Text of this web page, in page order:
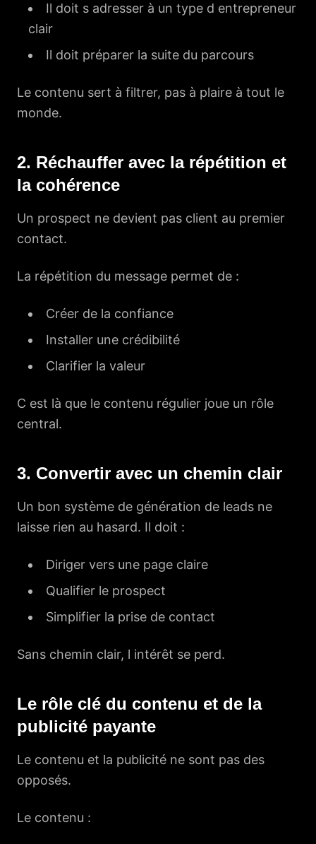
Il doit s adresser à un type d entrepreneur
clair
Il doit préparer la suite du parcours
Le contenu sert à filtrer, pas à plaire à tout le
monde.
2. Réchauffer avec la répétition et
la cohérence
Un prospect ne devient pas client au premier
contact.
La répétition du message permet de :
Créer de la confiance
Installer une crédibilité
Clarifier la valeur
C est là que le contenu régulier joue un rôle
central.
3. Convertir avec un chemin clair
Un bon système de génération de leads ne
laisse rien au hasard. Il doit :
Diriger vers une page claire
Qualifier le prospect
Simplifier la prise de contact
Sans chemin clair, l intérêt se perd.
Le rôle clé du contenu et de la
publicité payante
Le contenu et la publicité ne sont pas des
opposés.
Le contenu :